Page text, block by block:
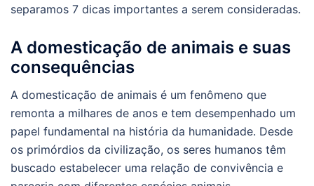
separamos 7 dicas importantes a serem consideradas.
A domesticação de animais e suas
consequências
A domesticação de animais é um fenômeno que
remonta a milhares de anos e tem desempenhado um
papel fundamental na história da humanidade. Desde
os primórdios da civilização, os seres humanos têm
buscado estabelecer uma relação de convivência e